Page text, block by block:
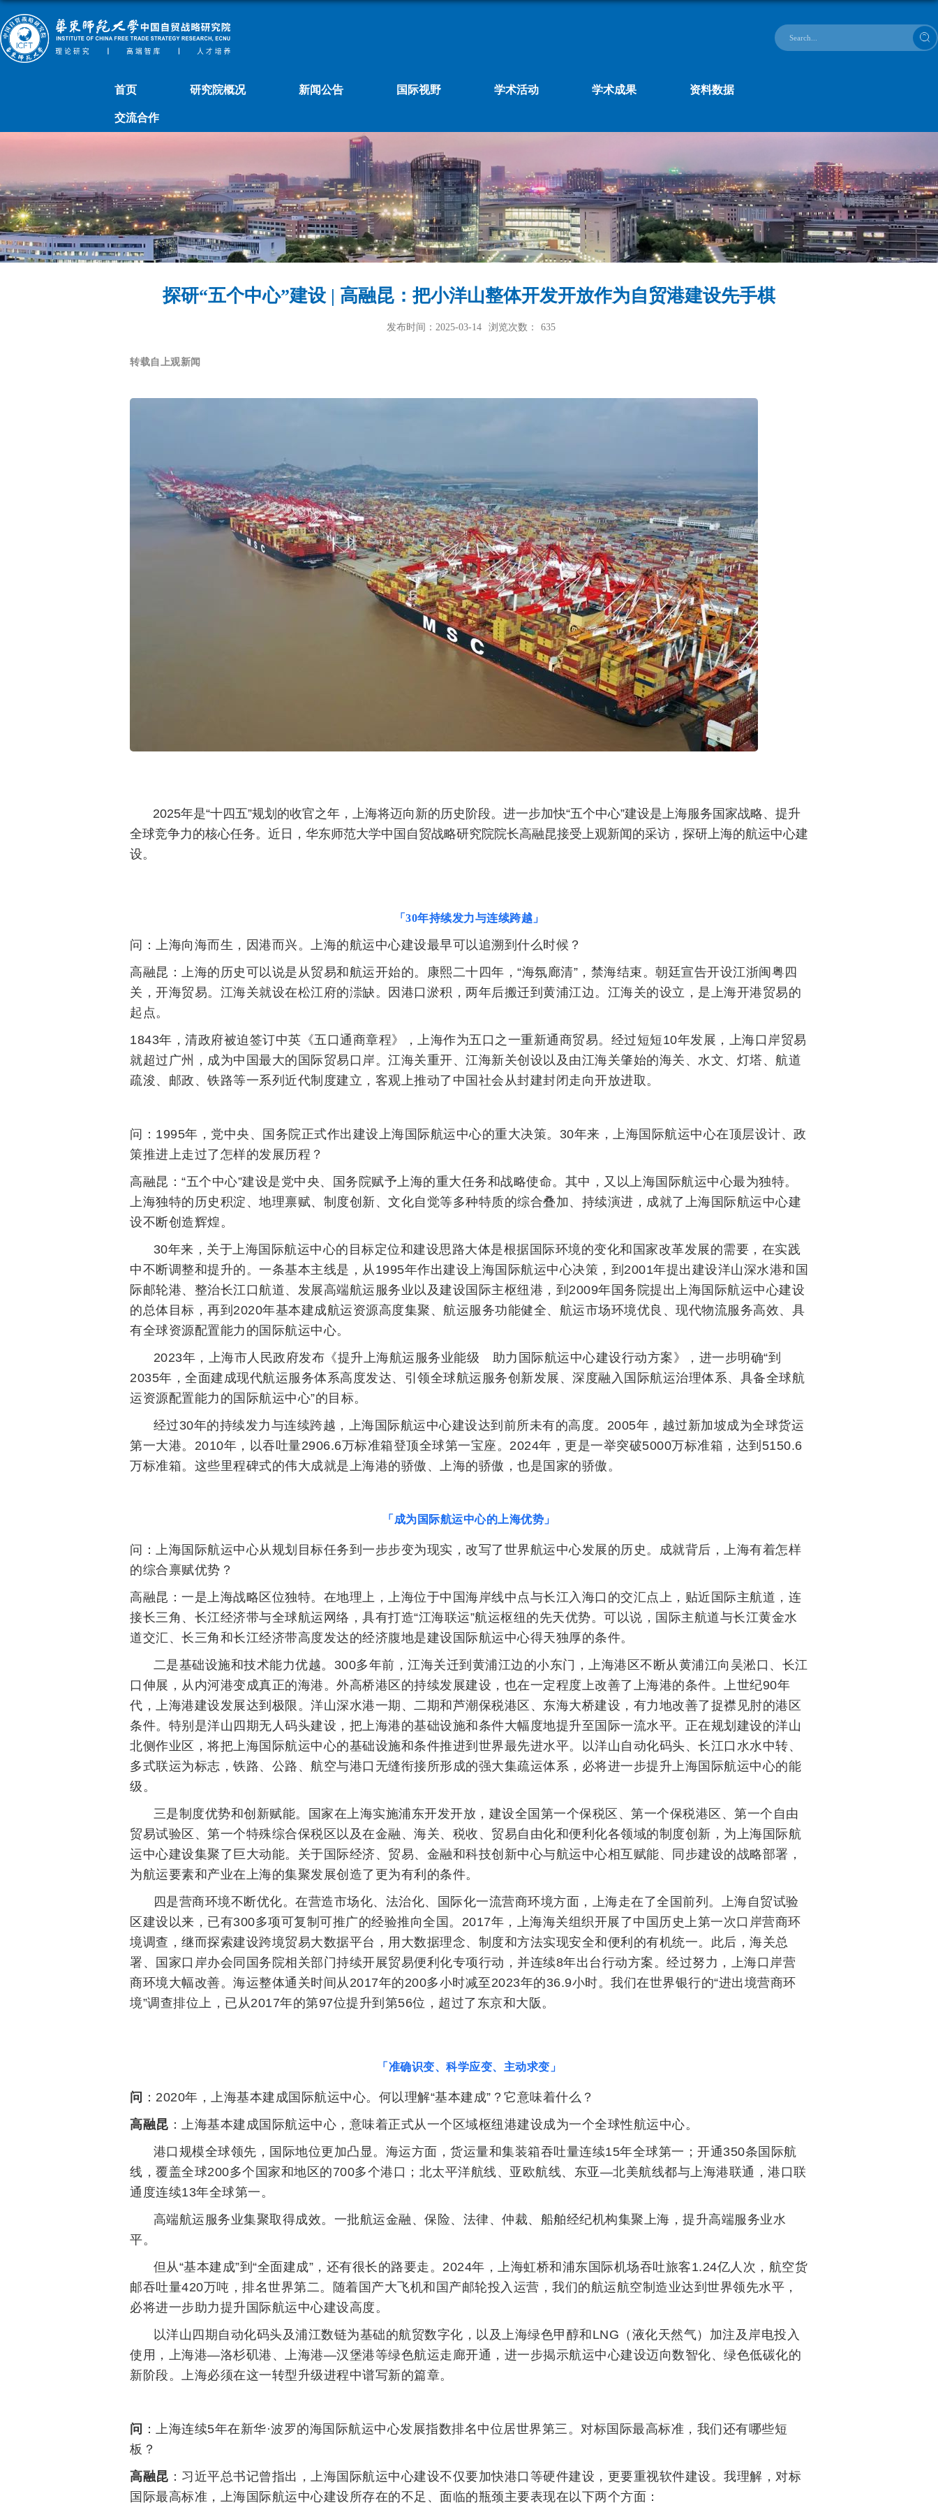
首页 研究院概况 新闻公告 国际视野 学术活动 学术成果 资料数据
交流合作
探研“五个中心”建设 | 高融昆：把小洋山整体开发开放作为自贸港建设先手棋
发布时间：2025-03-14 浏览次数： 635
转载自上观新闻
2025年是“十四五”规划的收官之年，上海将迈向新的历史阶段。进一步加快“五个中心”建设是上海服务国家战略、提升
全球竞争力的核心任务。近日，华东师范大学中国自贸战略研究院院长高融昆接受上观新闻的采访，探研上海的航运中心建
设。
「30年持续发力与连续跨越」
问：上海向海而生，因港而兴。上海的航运中心建设最早可以追溯到什么时候？
高融昆：上海的历史可以说是从贸易和航运开始的。康熙二十四年，“海氛廊清”，禁海结束。朝廷宣告开设江浙闽粤四
关，开海贸易。江海关就设在松江府的漴缺。因港口淤积，两年后搬迁到黄浦江边。江海关的设立，是上海开港贸易的
起点。
1843年，清政府被迫签订中英《五口通商章程》，上海作为五口之一重新通商贸易。经过短短10年发展，上海口岸贸易
就超过广州，成为中国最大的国际贸易口岸。江海关重开、江海新关创设以及由江海关肇始的海关、水文、灯塔、航道
疏浚、邮政、铁路等一系列近代制度建立，客观上推动了中国社会从封建封闭走向开放进取。
问：1995年，党中央、国务院正式作出建设上海国际航运中心的重大决策。30年来，上海国际航运中心在顶层设计、政
策推进上走过了怎样的发展历程？
高融昆：“五个中心”建设是党中央、国务院赋予上海的重大任务和战略使命。其中，又以上海国际航运中心最为独特。
上海独特的历史积淀、地理禀赋、制度创新、文化自觉等多种特质的综合叠加、持续演进，成就了上海国际航运中心建
设不断创造辉煌。
30年来，关于上海国际航运中心的目标定位和建设思路大体是根据国际环境的变化和国家改革发展的需要，在实践
中不断调整和提升的。一条基本主线是，从1995年作出建设上海国际航运中心决策，到2001年提出建设洋山深水港和国
际邮轮港、整治长江口航道、发展高端航运服务业以及建设国际主枢纽港，到2009年国务院提出上海国际航运中心建设
的总体目标，再到2020年基本建成航运资源高度集聚、航运服务功能健全、航运市场环境优良、现代物流服务高效、具
有全球资源配置能力的国际航运中心。
2023年，上海市人民政府发布《提升上海航运服务业能级 助力国际航运中心建设行动方案》，进一步明确“到
2035年，全面建成现代航运服务体系高度发达、引领全球航运服务创新发展、深度融入国际航运治理体系、具备全球航
运资源配置能力的国际航运中心”的目标。
经过30年的持续发力与连续跨越，上海国际航运中心建设达到前所未有的高度。2005年，越过新加坡成为全球货运
第一大港。2010年，以吞吐量2906.6万标准箱登顶全球第一宝座。2024年，更是一举突破5000万标准箱，达到5150.6
万标准箱。这些里程碑式的伟大成就是上海港的骄傲、上海的骄傲，也是国家的骄傲。
「成为国际航运中心的上海优势」
问：上海国际航运中心从规划目标任务到一步步变为现实，改写了世界航运中心发展的历史。成就背后，上海有着怎样
的综合禀赋优势？
高融昆：一是上海战略区位独特。在地理上，上海位于中国海岸线中点与长江入海口的交汇点上，贴近国际主航道，连
接长三角、长江经济带与全球航运网络，具有打造“江海联运”航运枢纽的先天优势。可以说，国际主航道与长江黄金水
道交汇、长三角和长江经济带高度发达的经济腹地是建设国际航运中心得天独厚的条件。
二是基础设施和技术能力优越。300多年前，江海关迁到黄浦江边的小东门，上海港区不断从黄浦江向吴淞口、长江
口伸展，从内河港变成真正的海港。外高桥港区的持续发展建设，也在一定程度上改善了上海港的条件。上世纪90年
代，上海港建设发展达到极限。洋山深水港一期、二期和芦潮保税港区、东海大桥建设，有力地改善了捉襟见肘的港区
条件。特别是洋山四期无人码头建设，把上海港的基础设施和条件大幅度地提升至国际一流水平。正在规划建设的洋山
北侧作业区，将把上海国际航运中心的基础设施和条件推进到世界最先进水平。以洋山自动化码头、长江口水水中转、
多式联运为标志，铁路、公路、航空与港口无缝衔接所形成的强大集疏运体系，必将进一步提升上海国际航运中心的能
级。
三是制度优势和创新赋能。国家在上海实施浦东开发开放，建设全国第一个保税区、第一个保税港区、第一个自由
贸易试验区、第一个特殊综合保税区以及在金融、海关、税收、贸易自由化和便利化各领域的制度创新，为上海国际航
运中心建设集聚了巨大动能。关于国际经济、贸易、金融和科技创新中心与航运中心相互赋能、同步建设的战略部署，
为航运要素和产业在上海的集聚发展创造了更为有利的条件。
四是营商环境不断优化。在营造市场化、法治化、国际化一流营商环境方面，上海走在了全国前列。上海自贸试验
区建设以来，已有300多项可复制可推广的经验推向全国。2017年，上海海关组织开展了中国历史上第一次口岸营商环
境调查，继而探索建设跨境贸易大数据平台，用大数据理念、制度和方法实现安全和便利的有机统一。此后，海关总
署、国家口岸办会同国务院相关部门持续开展贸易便利化专项行动，并连续8年出台行动方案。经过努力，上海口岸营
商环境大幅改善。海运整体通关时间从2017年的200多小时减至2023年的36.9小时。我们在世界银行的“进出境营商环
境”调查排位上，已从2017年的第97位提升到第56位，超过了东京和大阪。
「准确识变、科学应变、主动求变」
问 ：2020年，上海基本建成国际航运中心。何以理解“基本建成”？它意味着什么？
高融昆 ：上海基本建成国际航运中心，意味着正式从一个区域枢纽港建设成为一个全球性航运中心。
港口规模全球领先，国际地位更加凸显。海运方面，货运量和集装箱吞吐量连续15年全球第一；开通350条国际航
线，覆盖全球200多个国家和地区的700多个港口；北太平洋航线、亚欧航线、东亚—北美航线都与上海港联通，港口联
通度连续13年全球第一。
高端航运服务业集聚取得成效。一批航运金融、保险、法律、仲裁、船舶经纪机构集聚上海，提升高端服务业水
平。
但从“基本建成”到“全面建成”，还有很长的路要走。2024年，上海虹桥和浦东国际机场吞吐旅客1.24亿人次，航空货
邮吞吐量420万吨，排名世界第二。随着国产大飞机和国产邮轮投入运营，我们的航运航空制造业达到世界领先水平，
必将进一步助力提升国际航运中心建设高度。
以洋山四期自动化码头及浦江数链为基础的航贸数字化，以及上海绿色甲醇和LNG（液化天然气）加注及岸电投入
使用，上海港—洛杉矶港、上海港—汉堡港等绿色航运走廊开通，进一步揭示航运中心建设迈向数智化、绿色低碳化的
新阶段。上海必须在这一转型升级进程中谱写新的篇章。
问 ：上海连续5年在新华·波罗的海国际航运中心发展指数排名中位居世界第三。对标国际最高标准，我们还有哪些短
板？
高融昆 ：习近平总书记曾指出，上海国际航运中心建设不仅要加快港口等硬件建设，更要重视软件建设。我理解，对标
国际最高标准，上海国际航运中心建设所存在的不足、面临的瓶颈主要表现在以下两个方面：